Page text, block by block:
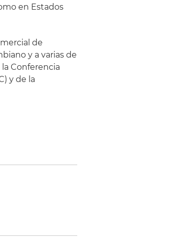
en Estados
de
y a varias de
Conferencia
y de la